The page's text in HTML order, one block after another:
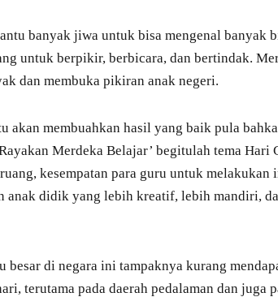
banyak jiwa untuk bisa mengenal banyak
untuk berpikir, berbicara, dan bertindak.
dan membuka pikiran anak negeri.
akan membuahkan hasil yang baik pula
Merdeka Belajar’ begitulah tema Hari
kesempatan para guru untuk melakukan
anak didik yang lebih kreatif, lebih mandiri,
besar di negara ini tampaknya kurang
terutama pada daerah pedalaman dan juga